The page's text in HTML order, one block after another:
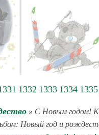
1332 1333 1334 1335
» С Новым годом!
Новый год и